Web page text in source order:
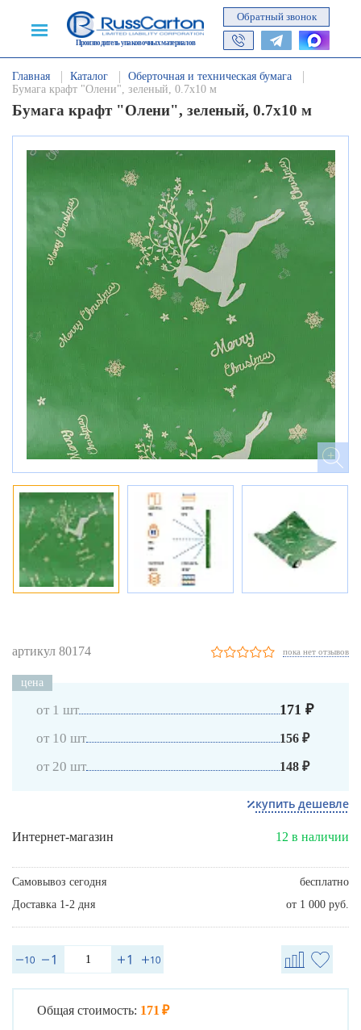
Производитель упаковочных материалов
Обратный звонок
Главная Каталог
Оберточная и техническая бумага
Бумага крафт "Олени", зеленый, 0.7х10 м
Бумага крафт "Олени", зеленый, 0.7х10 м
артикул 80174 пока нет отзывов
цена
от 1 шт 171 ₽
от 10 шт 156 ₽
от 20 шт 148 ₽
купить дешевле
Интернет-магазин 12 в наличии
Самовывоз сегодня
бесплатно
Доставка 1-2 дня
от 1 000 руб.
Общая стоимость: 171 ₽